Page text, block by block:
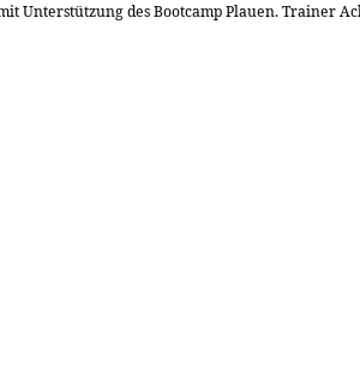
Unterstützung des Bootcamp Plauen.